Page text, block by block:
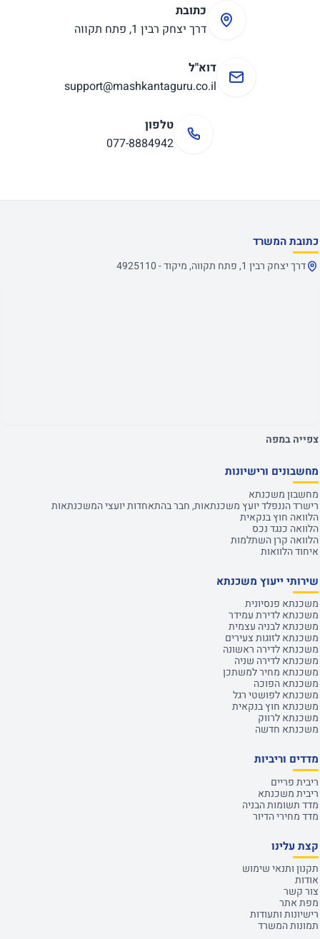
כתובת
דרך יצחק רבין 1, פתח תקווה
דוא"ל
support@mashkantaguru.co.il
טלפון
077-8884942
כתובת המשרד
דרך יצחק רבין 1, פתח תקווה, מיקוד - 4925110
צפייה במפה
מחשבונים ורישיונות
מחשבון משכנתא
רישרד הננפלד יועץ משכנתאות, חבר בהתאחדות יועצי המשכנתאות
הלוואה חוץ בנקאית
הלוואה כנגד נכס
הלוואה קרן השתלמות
איחוד הלוואות
שירותי ייעוץ משכנתא
משכנתא פנסיונית
משכנתא לדירת עמידר
משכנתא לבניה עצמית
משכנתא לזוגות צעירים
משכנתא לדירה ראשונה
משכנתא לדירה שניה
משכנתא מחיר למשתכן
משכנתא הפוכה
משכנתא לפושטי רגל
משכנתא חוץ בנקאית
משכנתא לרווק
משכנתא חדשה
מדדים וריביות
ריבית פריים
ריבית משכנתא
מדד תשומות הבניה
מדד מחירי הדיור
קצת עלינו
תקנון ותנאי שימוש
אודות
צור קשר
מפת אתר
רישיונות ותעודות
תמונות המשרד